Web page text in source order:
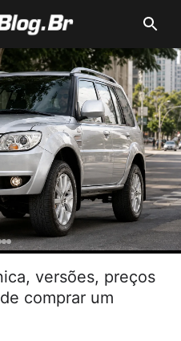
versões, preços
comprar um